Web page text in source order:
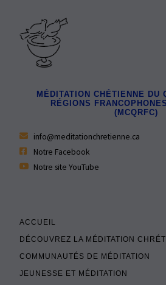
MÉDITATION CHÉTIENNE DU
RÉGIONS
(MCQRFC)
info@meditationchretienne.ca
Notre Facebook
Notre site YouTube
ACCUEIL
DÉCOUVREZ LA MÉDITATION
COMMUNAUTÉS DE MÉDITATION
JEUNESSE ET MÉDITATION